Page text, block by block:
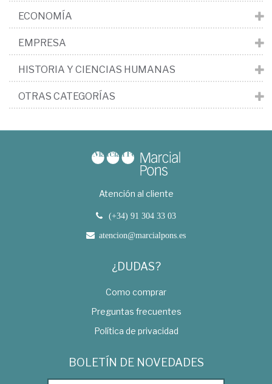
ECONOMÍA
EMPRESA
HISTORIA Y CIENCIAS HUMANAS
OTRAS CATEGORÍAS
Atención al cliente
(+34) 91 304 33 03
atencion@marcialpons.es
¿DUDAS?
Como comprar
Preguntas frecuentes
Política de privacidad
BOLETÍN DE NOVEDADES